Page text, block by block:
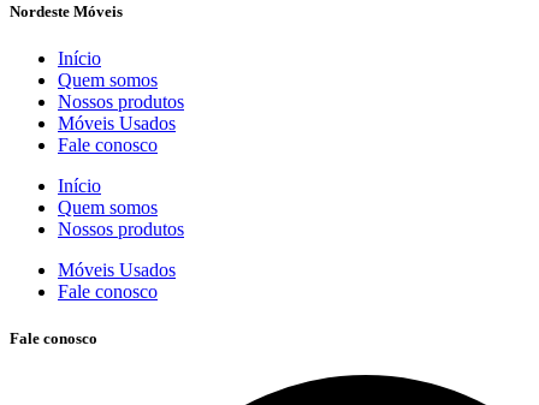
Nordeste Móveis
Início
Quem somos
Nossos produtos
Móveis Usados
Fale conosco
Início
Quem somos
Nossos produtos
Móveis Usados
Fale conosco
Fale conosco